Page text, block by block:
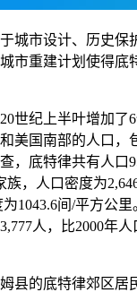
城市设计、历史保
市重建计划使得底
世纪上半叶增加了
美国南部的人口，
，底特律共有人口
族，人口密度为
1043.6间/平方公
人，比2000年
县的底特律郊区居